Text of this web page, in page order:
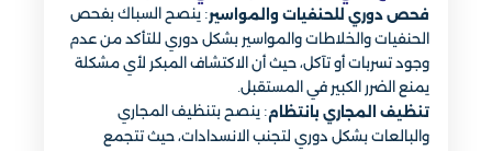
فحص دوري للحنفيات والمواسير: ينصح السباك بفحص
الحنفيات والخلاطات والمواسير بشكل دوري للتأكد من عدم
وجود تسربات أو تآكل، حيث أن الاكتشاف المبكر لأي مشكلة
يمنع الضرر الكبير في المستقبل.
تنظيف المجاري بانتظام: ينصح بتنظيف المجاري
والبالعات بشكل دوري لتجنب الانسدادات، حيث تتجمع